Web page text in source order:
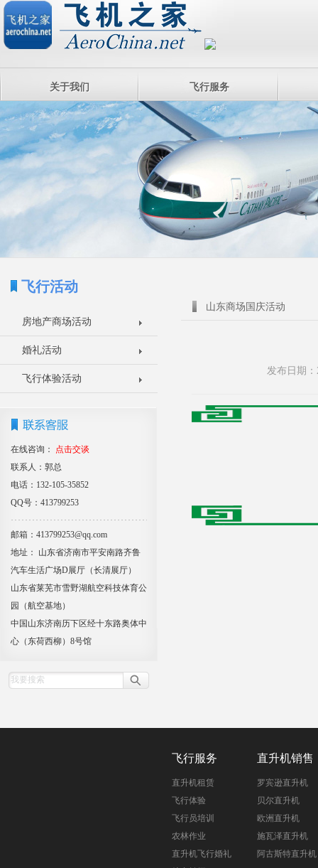
关于我们 飞行服务
飞行活动
房地产商场活动
婚礼活动
飞行体验活动
在线咨询：
点击交谈
联系人：郭总
电话：132-105-35852
QQ号：413799253
邮箱：413799253@qq.com
地址： 山东省济南市平安南路齐鲁
汽车生活广场D展厅（长清展厅）
山东省莱芜市雪野湖航空科技体育公
园（航空基地）
中国山东济南历下区经十东路奥体中
心（东荷西柳）8号馆
山东商场国庆活动
发布日期
飞行服务
直升机租赁
飞行体验
飞行员培训
农林作业
直升机飞行婚礼
直升机销售
罗宾逊直升机
贝尔直升机
欧洲直升机
施瓦泽直升机
阿古斯特直升机